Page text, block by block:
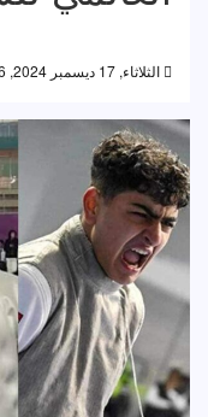
الثلاثاء, 17 ديسمبر 2024, 8:46 م